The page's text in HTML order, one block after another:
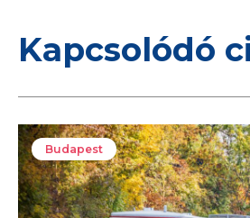
Kapcsolódó
Budapest